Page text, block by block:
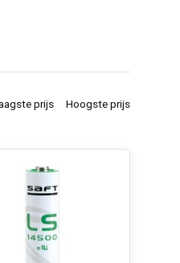
prijs Hoogste prijs